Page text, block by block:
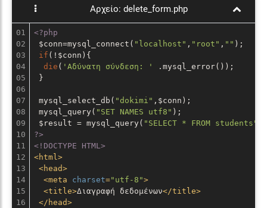
Αρχείο: delete_form.php
01
02
03
04
05
06
07
08
09
10
11
12
13
14
15
16
<?php
$conn=mysql_connect( "localhost" , "root" , "" );
if (!$conn){
die ( 'Αδύνατη σύνδεση: '
.mysql_error());
}
mysql_select_db( "dokimi" ,$conn);
mysql_query( "SET NAMES utf8" );
$result = mysql_query( "SELECT * FROM students"
?>
<!DOCTYPE HTML>
<html>
<head>
<meta charset="utf-8">
<title>Διαγραφή δεδομένων</title>
</ head>